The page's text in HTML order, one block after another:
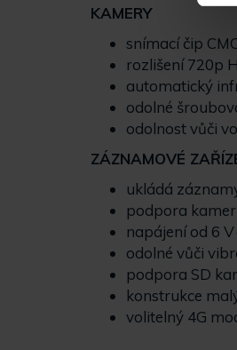
KAMERY
snímací čip
rozlišení 720p
automatický
odolné
odolnost vůči
ZÁZNAMOVÉ
ukládá
podpora kamer
napájení od 6
odolné vůči
podpora SD
konstrukce
volitelný 4G